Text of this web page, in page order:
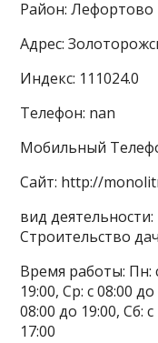
Район: Лефортово
Адрес:
Индекс: 111024.0
Телефон: nan
Мобильный
Сайт: http://
вид
Строительство
Время работы: Пн:
19:00, Ср: с 08:00
08:00 до 19:00, Сб:
17:00